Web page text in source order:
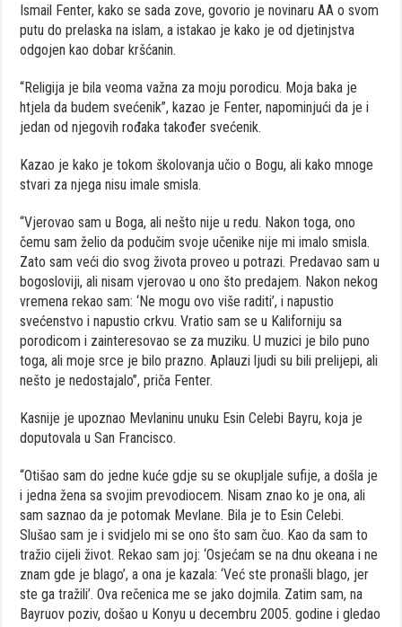
Ismail Fenter, kako se sada zove, govorio je novinaru AA o svom
putu do prelaska na islam, a istakao je kako je od djetinjstva
odgojen kao dobar kršćanin.
“Religija je bila veoma važna za moju porodicu. Moja baka je
htjela da budem svećenik”, kazao je Fenter, napominjući da je i
jedan od njegovih rođaka također svećenik.
Kazao je kako je tokom školovanja učio o Bogu, ali kako mnoge
stvari za njega nisu imale smisla.
“Vjerovao sam u Boga, ali nešto nije u redu. Nakon toga, ono
čemu sam želio da podučim svoje učenike nije mi imalo smisla.
Zato sam veći dio svog života proveo u potrazi. Predavao sam u
bogosloviji, ali nisam vjerovao u ono što predajem. Nakon nekog
vremena rekao sam: ‘Ne mogu ovo više raditi’, i napustio
svećenstvo i napustio crkvu. Vratio sam se u Kaliforniju sa
porodicom i zainteresovao se za muziku. U muzici je bilo puno
toga, ali moje srce je bilo prazno. Aplauzi ljudi su bili prelijepi, ali
nešto je nedostajalo”, priča Fenter.
Kasnije je upoznao Mevlaninu unuku Esin Celebi Bayru, koja je
doputovala u San Francisco.
“Otišao sam do jedne kuće gdje su se okupljale sufije, a došla je
i jedna žena sa svojim prevodiocem. Nisam znao ko je ona, ali
sam saznao da je potomak Mevlane. Bila je to Esin Celebi.
Slušao sam je i svidjelo mi se ono što sam čuo. Kao da sam to
tražio cijeli život. Rekao sam joj: ‘Osjećam se na dnu okeana i ne
znam gde je blago’, a ona je kazala: ‘Već ste pronašli blago, jer
ste ga tražili’. Ova rečenica me se jako dojmila. Zatim sam, na
Bayruov poziv, došao u Konyu u decembru 2005. godine i gledao